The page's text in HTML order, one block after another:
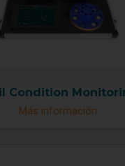
Condition
Más información